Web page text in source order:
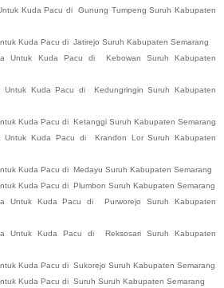
Kuda Pacu di Gunung Tumpeng Suruh Kabupaten
Kuda Pacu di Jatirejo Suruh Kabupaten Semarang
Untuk Kuda Pacu di Kebowan Suruh
Kabupaten
Untuk Kuda Pacu di Kedungringin Suruh
Kabupaten
Kuda Pacu di Ketanggi Suruh Kabupaten Semarang
Untuk Kuda Pacu di Krandon Lor Suruh
Kabupaten
Kuda Pacu di Medayu Suruh Kabupaten Semarang
Kuda Pacu di Plumbon Suruh Kabupaten Semarang
Untuk Kuda Pacu di Purworejo Suruh
Kabupaten
Untuk Kuda Pacu di Reksosari Suruh
Kabupaten
Kuda Pacu di Sukorejo Suruh Kabupaten Semarang
Kuda Pacu di Suruh Suruh Kabupaten Semarang